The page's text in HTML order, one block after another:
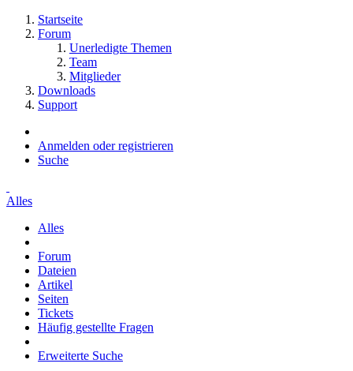
Startseite
Forum
Unerledigte Themen
Team
Mitglieder
Downloads
Support
Anmelden oder registrieren
Suche
Alles
Alles
Forum
Dateien
Artikel
Seiten
Tickets
Häufig gestellte Fragen
Erweiterte Suche